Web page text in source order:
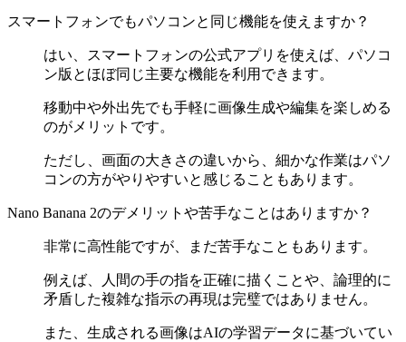
スマートフォンでもパソコンと同じ機能を使えますか？
はい、スマートフォンの公式アプリを使えば、パソコ
ン版とほぼ同じ主要な機能を利用できます。
移動中や外出先でも手軽に画像生成や編集を楽しめる
のがメリットです。
ただし、画面の大きさの違いから、細かな作業はパソ
コンの方がやりやすいと感じることもあります。
Nano Banana 2のデメリットや苦手なことはありますか？
非常に高性能ですが、まだ苦手なこともあります。
例えば、人間の手の指を正確に描くことや、論理的に
矛盾した複雑な指示の再現は完璧ではありません。
また、生成される画像はAIの学習データに基づいてい